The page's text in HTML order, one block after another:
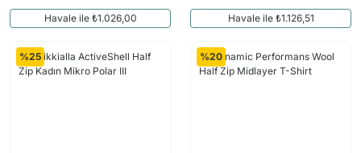
Havale ile ₺1.026,00 Havale ile ₺1.126,51
%25 %20